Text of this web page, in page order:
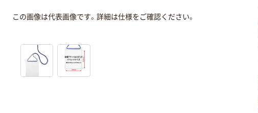
この画像は代表画像です。詳細は仕様をご確認ください。